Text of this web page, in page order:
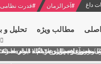
داغ #آخرالزمان #قدرت نظامی
مطالب ویژه تحلیل
منصور افسر ارشد اطلاعات مصر
ریاست جمهوری از نگاه امام
نوروزی خطاب به ملت ایران +
آغاز سال ۱۴۰۰